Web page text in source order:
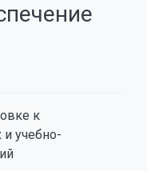
к
и учебно-